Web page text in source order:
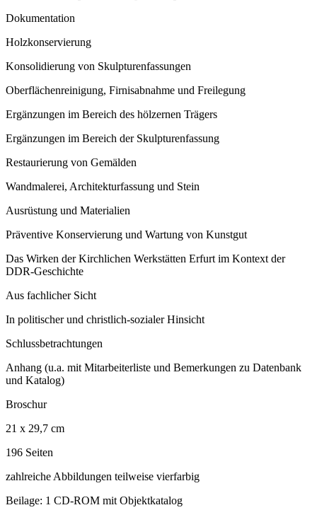
Dokumentation
Holzkonservierung
Konsolidierung von Skulpturenfassungen
Oberflächenreinigung, Firnisabnahme und Freilegung
Ergänzungen im Bereich des hölzernen Trägers
Ergänzungen im Bereich der Skulpturenfassung
Restaurierung von Gemälden
Wandmalerei, Architekturfassung und Stein
Ausrüstung und Materialien
Präventive Konservierung und Wartung von Kunstgut
Das Wirken der Kirchlichen Werkstätten Erfurt im Kontext der
DDR-Geschichte
Aus fachlicher Sicht
In politischer und christlich-sozialer Hinsicht
Schlussbetrachtungen
Anhang (u.a. mit Mitarbeiterliste und Bemerkungen zu Datenbank
und Katalog)
Broschur
21 x 29,7 cm
196 Seiten
zahlreiche Abbildungen teilweise vierfarbig
Beilage: 1 CD-ROM mit Objektkatalog